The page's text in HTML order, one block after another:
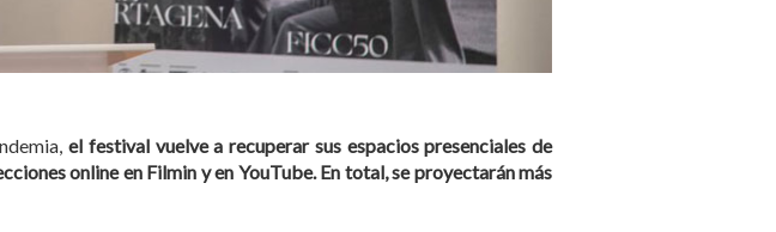
el festival vuelve a recuperar sus espacios presenciales de
online en Filmin y en YouTube. En total, se proyectarán más